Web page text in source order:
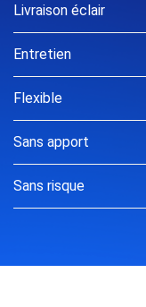
Livraison éclair
Entretien
Flexible
Sans apport
Sans risque